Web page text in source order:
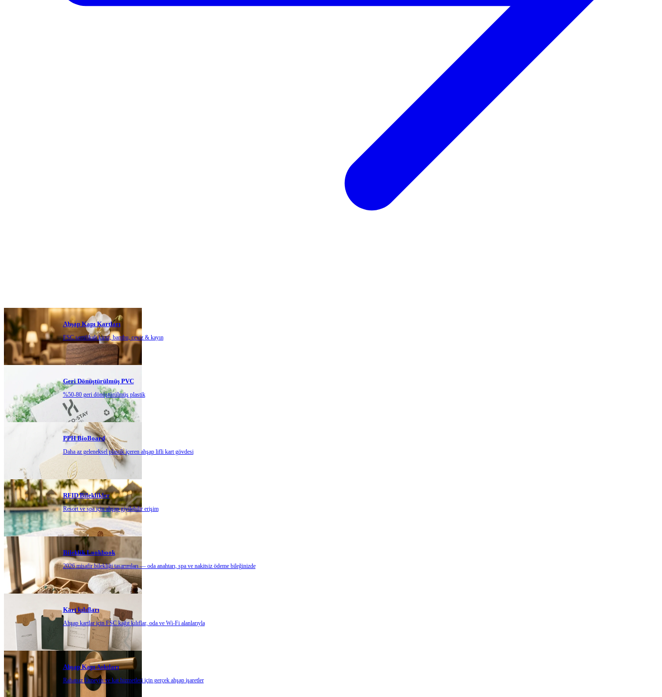
Ahşap Kapı Kartları
FSC sertifikalı kiraz, bambu, ceviz & kayın
Geri Dönüştürülmüş PVC
%50-80 geri dönüştürülmüş plastik
PPH BioBoard
Daha az geleneksel plastik içeren ahşap lifli kart gövdesi
RFID Bileklikler
Resort ve spa için ahşap giyilebilir erişim
Bileklik Lookbook
2026 misafir bilekliği tasarımları — oda anahtarı, spa ve nakitsiz ödeme bileğinizde
Kart kılıfları
Ahşap kartlar için FSC kağıt kılıflar, oda ve Wi-Fi alanlarıyla
Ahşap Kapı Askıları
Rahatsız Etmeyin ve kat hizmetleri için gerçek ahşap işaretler